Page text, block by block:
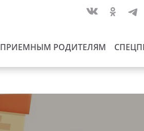
ПРИЕМНЫМ РОДИТЕЛЯМ